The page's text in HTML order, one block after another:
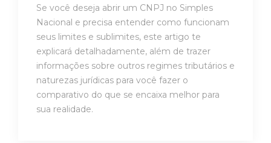
Se você deseja abrir um CNPJ no Simples
Nacional e precisa entender como funcionam
seus limites e sublimites, este artigo te
explicará detalhadamente, além de trazer
informações sobre outros regimes tributários e
naturezas jurídicas para você fazer o
comparativo do que se encaixa melhor para
sua realidade.